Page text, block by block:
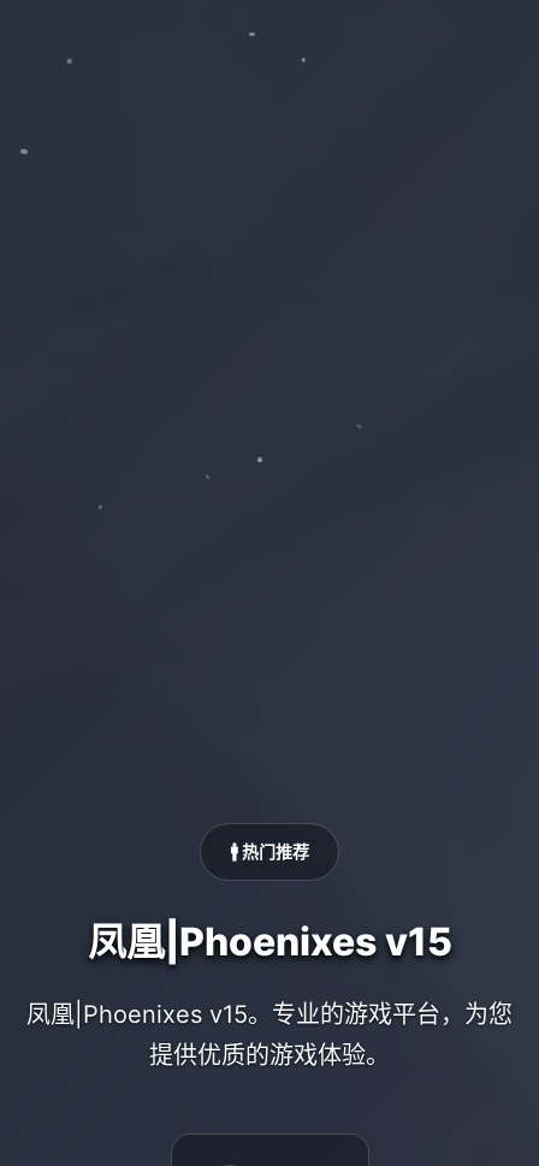
🚹 热门推荐
凤凰|Phoenixes v15
凤凰|Phoenixes v15。专业的游戏平台，为您
提供优质的游戏体验。